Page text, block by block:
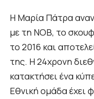
H Μαρία Πάτρα
με τη ΝΟΒ, το
το 2016 και
της. Η 24χρονη
κατακτήσει ένα
Εθνική ομάδα έχει